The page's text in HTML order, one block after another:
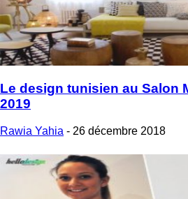
Le design tunisien au Salon
2019
Rawia Yahia - 26 décembre 2018